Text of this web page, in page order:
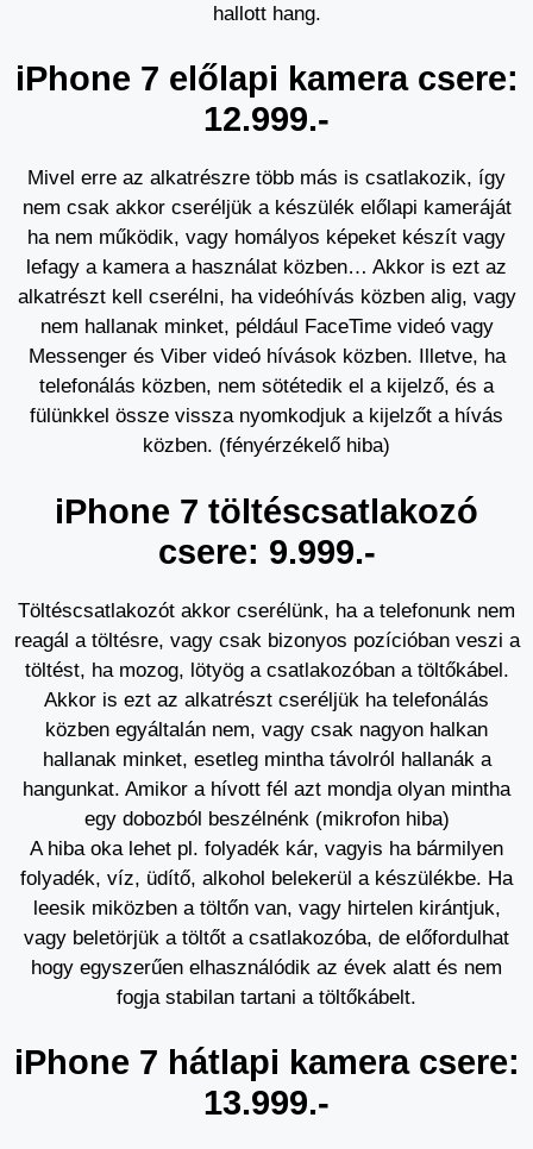
hallott hang.
iPhone 7 előlapi kamera csere:
12.999.-
Mivel erre az alkatrészre több más is csatlakozik, így
nem csak akkor cseréljük a készülék előlapi kameráját
ha nem működik, vagy homályos képeket készít vagy
lefagy a kamera a használat közben… Akkor is ezt az
alkatrészt kell cserélni, ha videóhívás közben alig, vagy
nem hallanak minket, például FaceTime videó vagy
Messenger és Viber videó hívások közben. Illetve, ha
telefonálás közben, nem sötétedik el a kijelző, és a
fülünkkel össze vissza nyomkodjuk a kijelzőt a hívás
közben. (fényérzékelő hiba)
iPhone 7 töltéscsatlakozó
csere: 9.999.-
Töltéscsatlakozót akkor cserélünk, ha a telefonunk nem
reagál a töltésre, vagy csak bizonyos pozícióban veszi a
töltést, ha mozog, lötyög a csatlakozóban a töltőkábel.
Akkor is ezt az alkatrészt cseréljük ha telefonálás
közben egyáltalán nem, vagy csak nagyon halkan
hallanak minket, esetleg mintha távolról hallanák a
hangunkat. Amikor a hívott fél azt mondja olyan mintha
egy dobozból beszélnénk (mikrofon hiba)
A hiba oka lehet pl. folyadék kár, vagyis ha bármilyen
folyadék, víz, üdítő, alkohol belekerül a készülékbe. Ha
leesik miközben a töltőn van, vagy hirtelen kirántjuk,
vagy beletörjük a töltőt a csatlakozóba, de előfordulhat
hogy egyszerűen elhasználódik az évek alatt és nem
fogja stabilan tartani a töltőkábelt.
iPhone 7 hátlapi kamera csere:
13.999.-